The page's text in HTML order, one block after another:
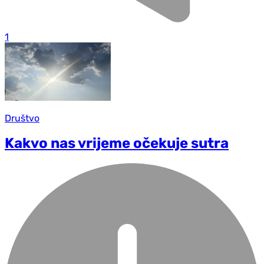
1
Društvo
Kakvo nas vrijeme očekuje sutra